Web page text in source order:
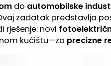
do automobilske
zadatak predstavlja
rješenje: novi
kućištu—za precizne